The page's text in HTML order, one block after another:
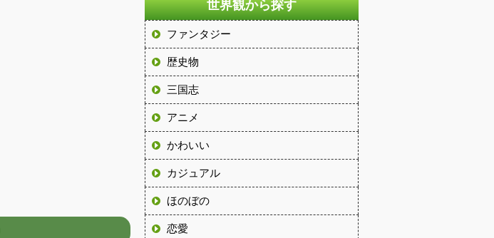
世界観から探す
ファンタジー
歴史物
三国志
アニメ
かわいい
カジュアル
ほのぼの
恋愛